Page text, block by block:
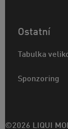
Ostatní
Tabulka
Sponzoring
©2026 LIQUI